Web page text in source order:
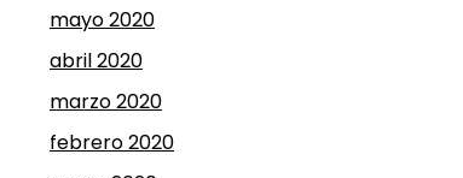
mayo 2020
abril 2020
marzo 2020
febrero 2020